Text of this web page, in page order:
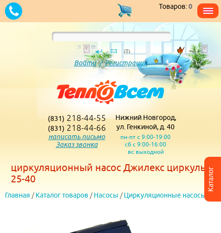
Каталог
Товаров:0
Войти/Регистрация
(831) 218-44-55
(831) 218-44-66
написать письмо
Заказ звонка
Нижний Новгород,
ул. Генкиной, д. 40
пн-пт с 9:00-19:00
сб с 9:00-16:00
вс выходной
циркуляционный насос Джилекс циркуль
25-40
Главная / Каталог товаров / Насосы / Циркуляционные насосы